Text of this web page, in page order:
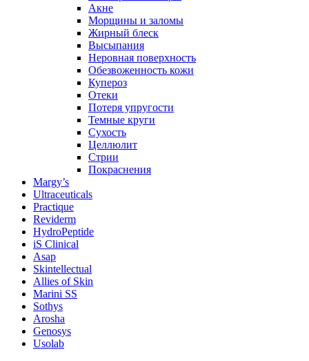
Акне
Морщины и заломы
Жирный блеск
Высыпания
Неровная поверхность
Обезвоженность кожи
Купероз
Отеки
Потеря упругости
Темные круги
Сухость
Целлюлит
Стрии
Покраснения
Margy’s
Ultraceuticals
Practique
Reviderm
HydroPeptide
iS Clinical
Asap
Skintellectual
Allies of Skin
Marini SS
Sothys
Arosha
Genosys
Usolab